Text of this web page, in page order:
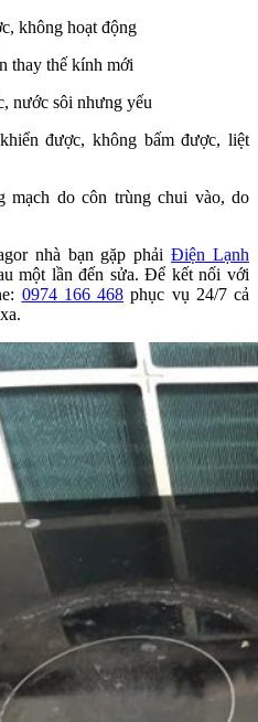
không hoạt động
thay thế kính mới
nước sôi nhưng yếu
được, không bấm được, liệt
do côn trùng chui vào, do
nhà bạn gặp phảiĐiện Lạnh
một lần đến sửa. Để kết nối với
0974 166 468 phục vụ 24/7 cả